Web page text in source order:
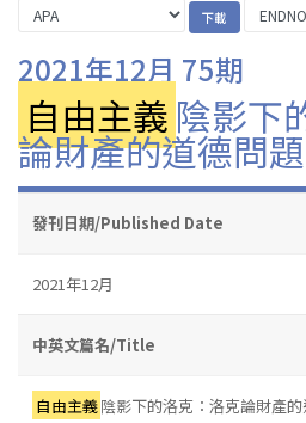
2021年12月 75期
自由主義 陰影下
論財產的道德問題
發刊日期/Published Date
2021年12月
中英文篇名/Title
自由主義陰影下的洛克：洛克論財產